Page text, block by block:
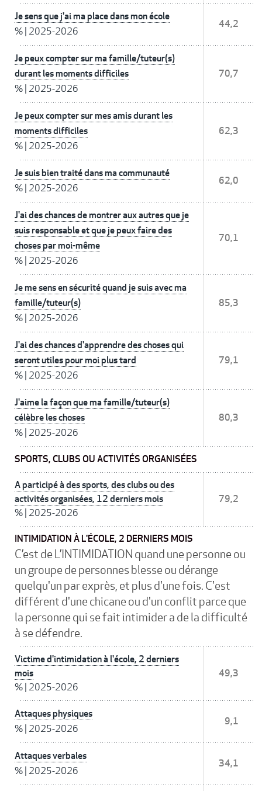
Je sens que j'ai ma place dans mon école
% 2025-2026
44,2
Je peux compter sur ma famille/tuteur(s)
durant les moments difficiles
% 2025-2026
70,7
Je peux compter sur mes amis durant les
moments difficiles
% 2025-2026
62,3
Je suis bien traité dans ma communauté
% 2025-2026
62,0
J'ai des chances de montrer aux autres que je
suis responsable et que je peux faire des
choses par moi-même
% 2025-2026
70,1
Je me sens en sécurité quand je suis avec ma
famille/tuteur(s)
% 2025-2026
85,3
J'ai des chances d'apprendre des choses qui
seront utiles pour moi plus tard
% 2025-2026
79,1
J'aime la façon que ma famille/tuteur(s)
célèbre les choses
% 2025-2026
80,3
SPORTS, CLUBS OU ACTIVITÉS ORGANISÉES
A participé à des sports, des clubs ou des
activités organisées, 12 derniers mois
% 2025-2026
79,2
INTIMIDATION À L'ÉCOLE, 2 DERNIERS MOIS
C’est de L’INTIMIDATION quand une personne ou
un groupe de personnes blesse ou dérange
quelqu'un par exprès, et plus d'une fois. C'est
différent d'une chicane ou d'un conflit parce que
la personne qui se fait intimider a de la difficulté
à se défendre.
Victime d'intimidation à l'école, 2 derniers
mois
% 2025-2026
49,3
Attaques physiques
% 2025-2026
9,1
Attaques verbales
% 2025-2026
34,1